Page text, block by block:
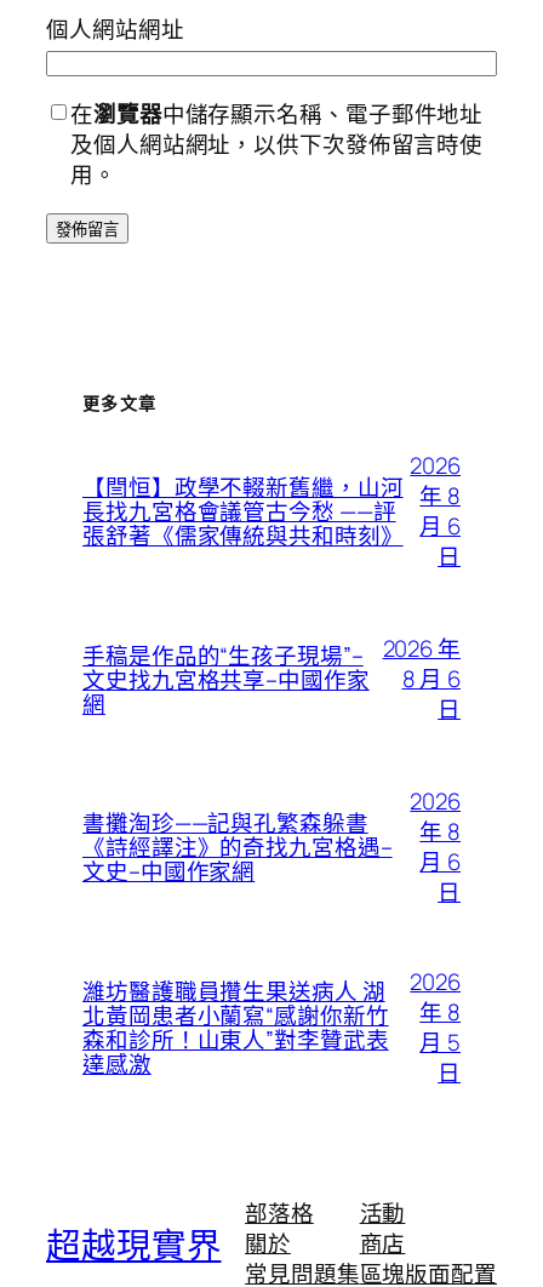
個人網站網址
在瀏覽器中儲存顯示名稱、電子郵件地址
及個人網站網址，以供下次發佈留言時使
用。
更多文章
【閆恒】政學不輟新舊繼，山河
長找九宮格會議管古今愁 ——評
張舒著《儒家傳統與共和時刻》
2026
年 8
月 6
日
手稿是作品的“生孩子現場”–
文史找九宮格共享–中國作家
網
2026 年
8 月 6
日
書攤淘珍——記與孔繁森躲書
《詩經譯注》的奇找九宮格遇–
文史–中國作家網
2026
年 8
月 6
日
濰坊醫護職員攢生果送病人 湖
北黃岡患者小蘭寫“感謝你新竹
森和診所！山東人”對李贊武表
達感激
2026
年 8
月 5
日
超越現實界
部落格
關於
常見問題集
活動
商店
區塊版面配置